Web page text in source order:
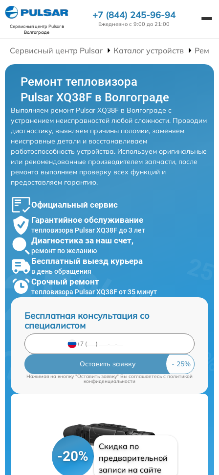
Сервисный центр Pulsarв
Волгограде
+7 (844) 245-96-94
Ежедневно с 9:00 до 21:00
Сервисный центр Pulsar Каталог устройств
Ремонт тепловизора
Pulsar XQ38F в Волгограде
Выполняем ремонт Pulsar XQ38F в Волгограде с
устранением неисправностей любой сложности. Проводим
диагностику, выявляем причины поломки, заменяем
неисправные детали и восстанавливаем
работоспособность устройства. Используем оригинальные
или рекомендованные производителем запчасти, после
ремонта выполняем проверку всех функций и
предоставляем гарантию.
Официальный сервис
Гарантийное обслуживание
тепловизора Pulsar XQ38F до 3 лет
Диагностика за наш счет,
ремонт по желанию
Бесплатный выезд курьера
в день обращения
Срочный ремонт
тепловизора Pulsar XQ38F от 35 минут
Бесплатная консультация со
специалистом
Оставить заявку
Нажимая на кнопку "Оставить заявку" Вы соглашаетесь cполитикой
конфиденциальности
-20%
Скидка по
предварительной
записи на сайте